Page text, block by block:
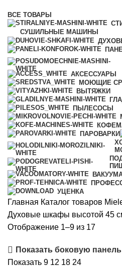
ВСЕ ТОВАРЫ
СУШИЛЬНЫЕ МАШИНЫ
АКСЕССУАРЫ
МОЮЩИЕ
ВЫТЯЖКИ
ПЫЛЕСОСЫ
ПАРОВАРКИ
УЦЕНКА
Главная Каталог товаров
Духовые шкафы высотой 45
Отображение 1–9 из 17
Показать боковую панель
Показать 9 12 18 24